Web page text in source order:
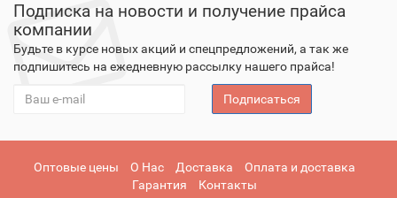
Подписка на новости и получение прайса
компании
Будьте в курсе новых акций и спецпредложений, а так же
подпишитесь на ежедневную рассылку нашего прайса!
Подписаться
Оптовые цены О Нас Доставка
Оплата и доставка
Гарантия
Контакты